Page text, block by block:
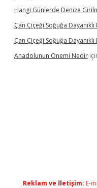
Hangi Günlerde Denize
Çan Çiçeği Soğuğa Dayanıklı
Çan Çiçeği Soğuğa Dayanıklı
Anadolunun Onemi Nedir
Reklam ve İletişim: E-